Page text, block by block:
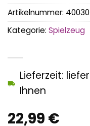
22,99 €
Lieferzeit:
Ihnen
Artikelnummer:
Kategorie: Spielzeug